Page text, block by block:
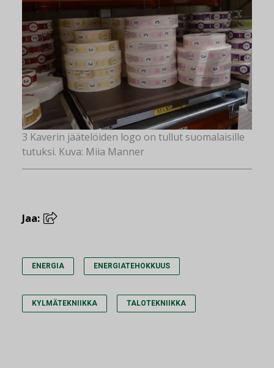
3 Kaverin jäätelöiden logo on tullut suomalaisille
tutuksi. Kuva: Miia Manner
Jaa:
ENERGIA ENERGIATEHOKKUUS
KYLMÄTEKNIIKKA TALOTEKNIIKKA